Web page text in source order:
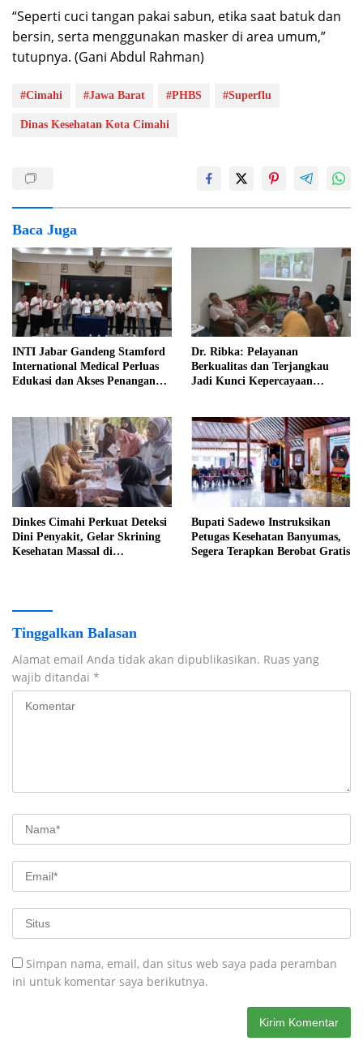
“Seperti cuci tangan pakai sabun, etika saat batuk dan
bersin, serta menggunakan masker di area umum,”
tutupnya. (Gani Abdul Rahman)
#Cimahi #Jawa Barat #PHBS #Superflu
Dinas Kesehatan Kota Cimahi
Baca Juga
INTI Jabar Gandeng Stamford
International Medical Perluas
Edukasi dan Akses Penanganan
Dr. Ribka: Pelayanan
Berkualitas dan Terjangkau
Jadi Kunci Kepercayaan
Dinkes Cimahi Perkuat Deteksi
Dini Penyakit, Gelar Skrining
Kesehatan Massal di
Bupati Sadewo Instruksikan
Petugas Kesehatan Banyumas,
Segera Terapkan Berobat Gratis
Tinggalkan Balasan
Alamat email Anda tidak akan dipublikasikan. Ruas yang
wajib ditandai *
Simpan nama, email, dan situs web saya pada peramban
ini untuk komentar saya berikutnya.